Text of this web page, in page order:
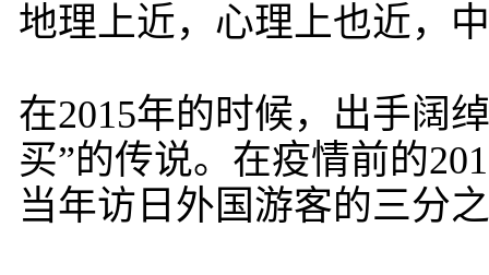
地理上近，心理上也近，
在2015年的时候，出手阔
买”的传说。在疫情前的
当年访日外国游客的三分